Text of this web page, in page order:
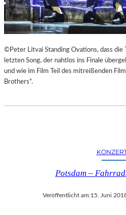
©Peter Litvai Standing Ovations, dass die
letzten Song, der nahtlos ins Finale
und wie im Film Teil des mitreißenden
Brothers“.
Potsdam –
Veröffentlicht am:15. Juni